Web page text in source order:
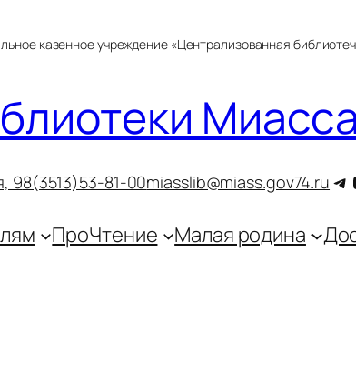
казенное учреждение «Централизованная
Миасса
98(3513)53-81-00miasslib@miass.gov74.ru
ПроЧтение Малая родина